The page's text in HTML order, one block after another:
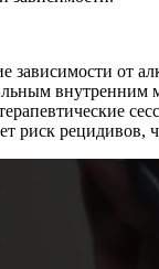
зависимости от
риск рецидивов,